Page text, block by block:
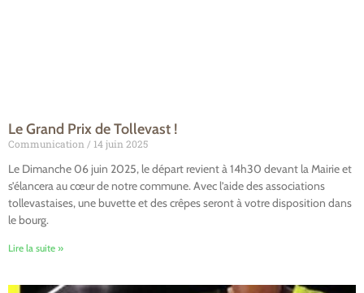
Le Grand Prix de Tollevast !
Communication 14 juin 2025
Le Dimanche 06 juin 2025, le départ revient à 14h30 devant la Mairie et
s’élancera au cœur de notre commune. Avec l’aide des associations
tollevastaises, une buvette et des crêpes seront à votre disposition dans
le bourg.
Lire la suite »